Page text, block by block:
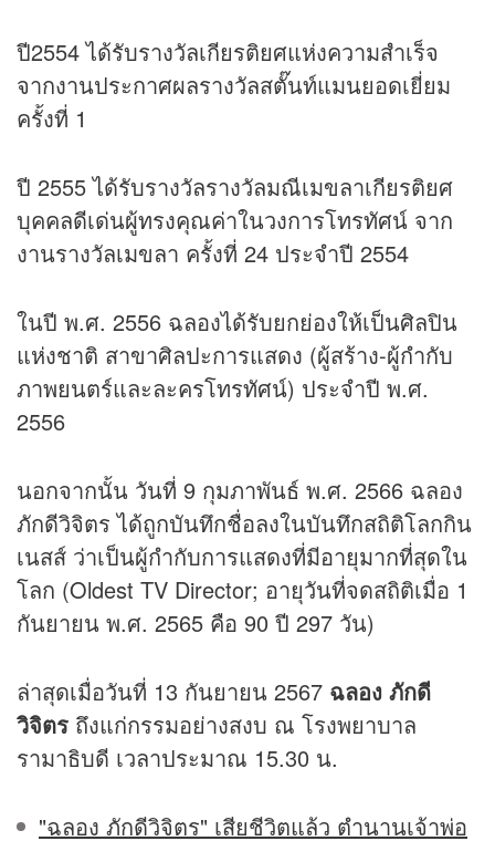
ปี2554 ได้รับรางวัลเกียรติยศแห่งความสำเร็จ
จากงานประกาศผลรางวัลสตั๊นท์แมนยอดเยี่ยม
ครั้งที่ 1
ปี 2555 ได้รับรางวัลรางวัลมณีเมขลาเกียรติยศ
บุคคลดีเด่นผู้ทรงคุณค่าในวงการโทรทัศน์ จาก
งานรางวัลเมขลา ครั้งที่ 24 ประจำปี 2554
ในปี พ.ศ. 2556 ฉลองได้รับยกย่องให้เป็นศิลปิน
แห่งชาติ สาขาศิลปะการแสดง (ผู้สร้าง-ผู้กำกับ
ภาพยนตร์และละครโทรทัศน์) ประจำปี พ.ศ.
2556
นอกจากนั้น วันที่ 9 กุมภาพันธ์ พ.ศ. 2566 ฉลอง
ภักดีวิจิตร ได้ถูกบันทึกชื่อลงในบันทึกสถิติโลกกิน
เนสส์ ว่าเป็นผู้กำกับการแสดงที่มีอายุมากที่สุดใน
โลก (Oldest TV Director; อายุวันที่จดสถิติเมื่อ 1
กันยายน พ.ศ. 2565 คือ 90 ปี 297 วัน)
ล่าสุดเมื่อวันที่ 13 กันยายน 2567 ฉลอง ภักดี
วิจิตร ถึงแก่กรรมอย่างสงบ ณ โรงพยาบาล
รามาธิบดี เวลาประมาณ 15.30 น.
"ฉลอง ภักดีวิจิตร" เสียชีวิตแล้ว ตำนานเจ้าพ่อ